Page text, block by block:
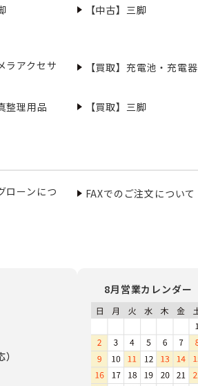
【中古】三脚
ラアクセサ
【買取】充電池・充電器
整理用品 【買取】三脚
ローンにつ
FAXでのご注文について
8月営業カレンダー